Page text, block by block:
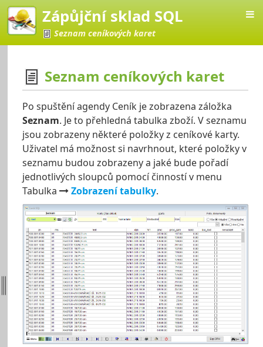
Zápůjční sklad SQL
Seznam ceníkových karet
SQL
Seznam ceníkových karet
Po spuštění agendy Ceník je zobrazena záložka
Seznam. Je to přehledná tabulka zboží. V seznamu
jsou zobrazeny některé položky z ceníkové karty.
Uživatel má možnost si navrhnout, které položky v
seznamu budou zobrazeny a jaké bude pořadí
jednotlivých sloupců pomocí činností v menu
Tabulka
Zobrazení tabulky.